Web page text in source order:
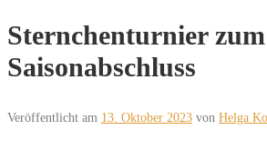
Sternchenturnier zum
Saisonabschluss
Veröffentlicht am 13. Oktober 2023 von Helga